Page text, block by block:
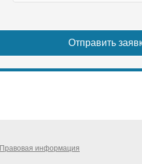
Правовая информация